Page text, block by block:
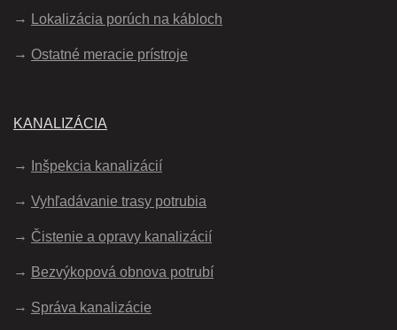
Lokalizácia porúch na kábloch
Ostatné meracie prístroje
KANALIZÁCIA
Inšpekcia kanalizácií
Vyhľadávanie trasy potrubia
Čistenie a opravy kanalizácií
Bezvýkopová obnova potrubí
Správa kanalizácie